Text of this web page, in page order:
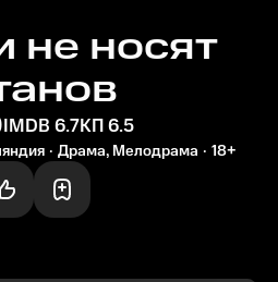
не носят
IMDB 6.7КП 6.5
Драма, Мелодрама 18+